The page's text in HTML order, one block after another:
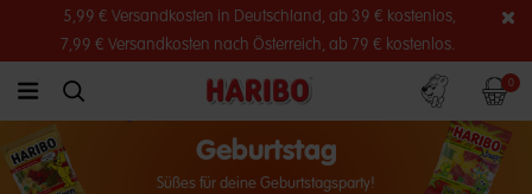
5,99 € Versandkosten in Deutschland, ab 39 € kostenlos,
7,99 € Versandkosten nach Österreich, ab 79 € kostenlos.
link.header.menu.label
simplesearch.search.label
Konto 0
Geburtstag
Süßes für deine Geburtstagsparty!